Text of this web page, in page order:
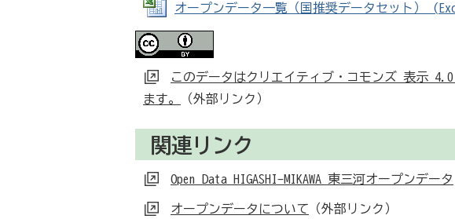
オープンデータ一覧（国推奨データセット）
このデータはクリエイティブ・コモンズ 表示
ます。
（外部リンク）
関連リンク
Open Data HIGASHI-MIKAWA 東三河オープンデータ
オープンデータについて （外部リンク）